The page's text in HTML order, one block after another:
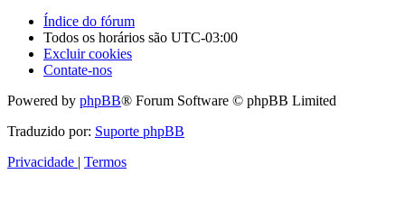
Índice do fórum
Todos os horários são UTC-03:00
Excluir cookies
Contate-nos
Powered by phpBB® Forum Software © phpBB Limited
Traduzido por: Suporte phpBB
Privacidade
Termos